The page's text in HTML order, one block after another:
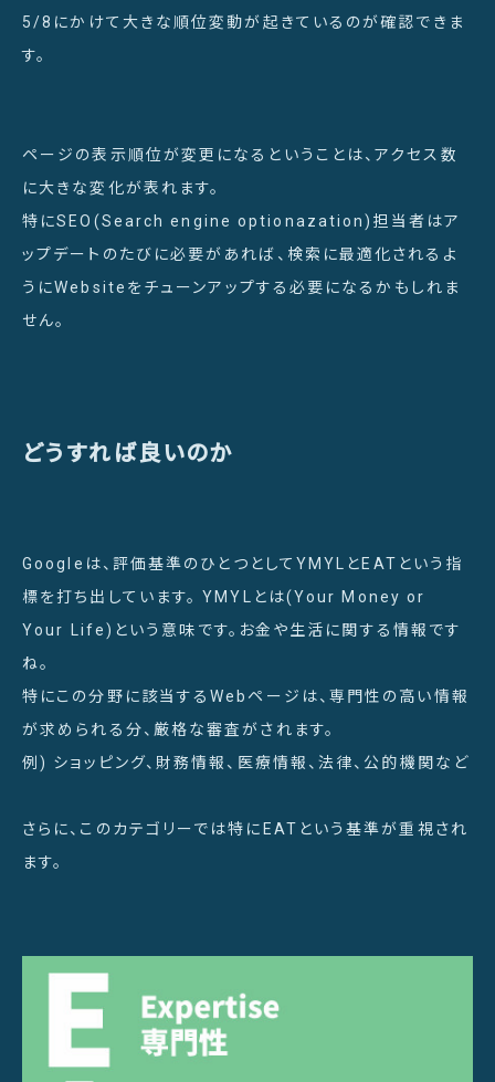
5/8にかけて大きな順位変動が起きているのが確認できま
す。
ページの表示順位が変更になるということは、アクセス数
に大きな変化が表れます。
特にSEO(Search engine optionazation)担当者はア
ップデートのたびに必要があれば、検索に最適化されるよ
うにWebsiteをチューンアップする必要になるかもしれま
せん。
どうすれば良いのか
Googleは、評価基準のひとつとしてYMYLとEATという指
標を打ち出しています。 YMYLとは(Your Money or
Your Life)という意味です。お金や生活に関する情報です
ね。
特にこの分野に該当するWebページは、専門性の高い情報
が求められる分、厳格な審査がされます。
例) ショッピング、財務情報、医療情報、法律、公的機関など
さらに、このカテゴリーでは特にEATという基準が重視され
ます。